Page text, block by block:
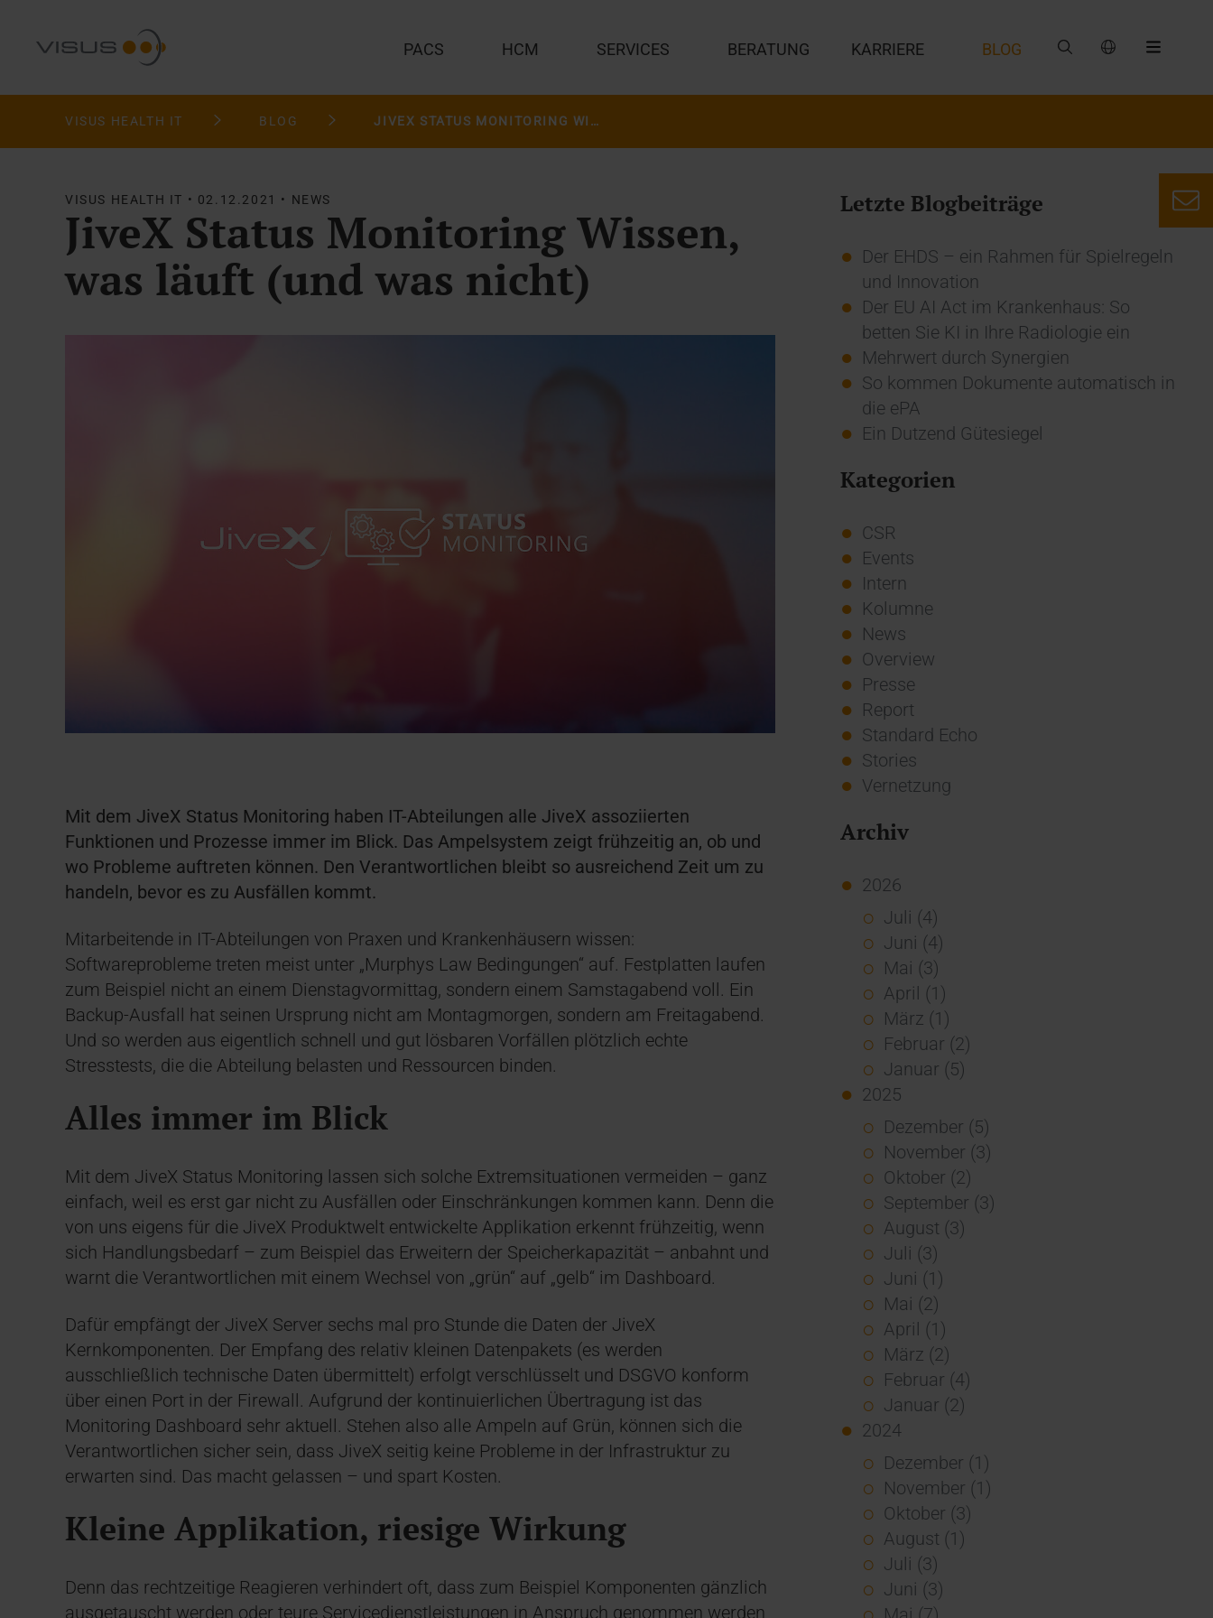
PACS HCM SERVICES BERATUNG KARRIERE BLOG
VISUS HEALTH IT BLOG JIVEX STATUS MONITORING WISSEN, WAS LÄUFT (UND WAS NICHT)
VISUS HEALTH IT • 02.12.2021 • NEWS
JiveX Status Monitoring Wissen,
was läuft (und was nicht)
Mit dem JiveX Status Monitoring haben IT-Abteilungen alle JiveX assoziierten
Funktionen und Prozesse immer im Blick. Das Ampelsystem zeigt frühzeitig an, ob und
wo Probleme auftreten können. Den Verantwortlichen bleibt so ausreichend Zeit um zu
handeln, bevor es zu Ausfällen kommt.
Mitarbeitende in IT-Abteilungen von Praxen und Krankenhäusern wissen:
Softwareprobleme treten meist unter „Murphys Law Bedingungen“ auf. Festplatten laufen
zum Beispiel nicht an einem Dienstagvormittag, sondern einem Samstagabend voll. Ein
Backup-Ausfall hat seinen Ursprung nicht am Montagmorgen, sondern am Freitagabend.
Und so werden aus eigentlich schnell und gut lösbaren Vorfällen plötzlich echte
Stresstests, die die Abteilung belasten und Ressourcen binden.
Alles immer im Blick
Mit dem JiveX Status Monitoring lassen sich solche Extremsituationen vermeiden – ganz
einfach, weil es erst gar nicht zu Ausfällen oder Einschränkungen kommen kann. Denn die
von uns eigens für die JiveX Produktwelt entwickelte Applikation erkennt frühzeitig, wenn
sich Handlungsbedarf – zum Beispiel das Erweitern der Speicherkapazität – anbahnt und
warnt die Verantwortlichen mit einem Wechsel von „grün“ auf „gelb“ im Dashboard.
Dafür empfängt der JiveX Server sechs mal pro Stunde die Daten der JiveX
Kernkomponenten. Der Empfang des relativ kleinen Datenpakets (es werden
ausschließlich technische Daten übermittelt) erfolgt verschlüsselt und DSGVO konform
über einen Port in der Firewall. Aufgrund der kontinuierlichen Übertragung ist das
Monitoring Dashboard sehr aktuell. Stehen also alle Ampeln auf Grün, können sich die
Verantwortlichen sicher sein, dass JiveX seitig keine Probleme in der Infrastruktur zu
erwarten sind. Das macht gelassen – und spart Kosten.
Kleine Applikation, riesige Wirkung
Denn das rechtzeitige Reagieren verhindert oft, dass zum Beispiel Komponenten gänzlich
ausgetauscht werden oder teure Servicedienstleistungen in Anspruch genommen werden
Letzte Blogbeiträge
Der EHDS – ein Rahmen für Spielregeln
und Innovation
Der EU AI Act im Krankenhaus: So
betten Sie KI in Ihre Radiologie ein
Mehrwert durch Synergien
So kommen Dokumente automatisch in
die ePA
Ein Dutzend Gütesiegel
Kategorien
CSR
Events
Intern
Kolumne
News
Overview
Presse
Report
Standard Echo
Stories
Vernetzung
Archiv
2026
Juli (4)
Juni (4)
Mai (3)
April (1)
März (1)
Februar (2)
Januar (5)
2025
Dezember (5)
November (3)
Oktober (2)
September (3)
August (3)
Juli (3)
Juni (1)
Mai (2)
April (1)
März (2)
Februar (4)
Januar (2)
2024
Dezember (1)
November (1)
Oktober (3)
August (1)
Juli (3)
Juni (3)